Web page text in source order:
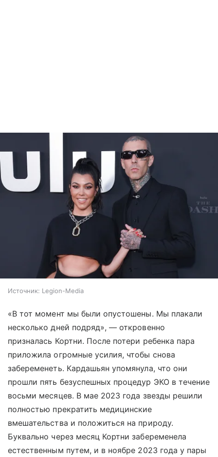
Источник: Legion-Media
«В тот момент мы были опустошены. Мы плакали
несколько дней подряд», — откровенно
призналась Кортни. После потери ребенка пара
приложила огромные усилия, чтобы снова
забеременеть. Кардашьян упомянула, что они
прошли пять безуспешных процедур ЭКО в течение
восьми месяцев. В мае 2023 года звезды решили
полностью прекратить медицинские
вмешательства и положиться на природу.
Буквально через месяц Кортни забеременела
естественным путем, и в ноябре 2023 года у пары